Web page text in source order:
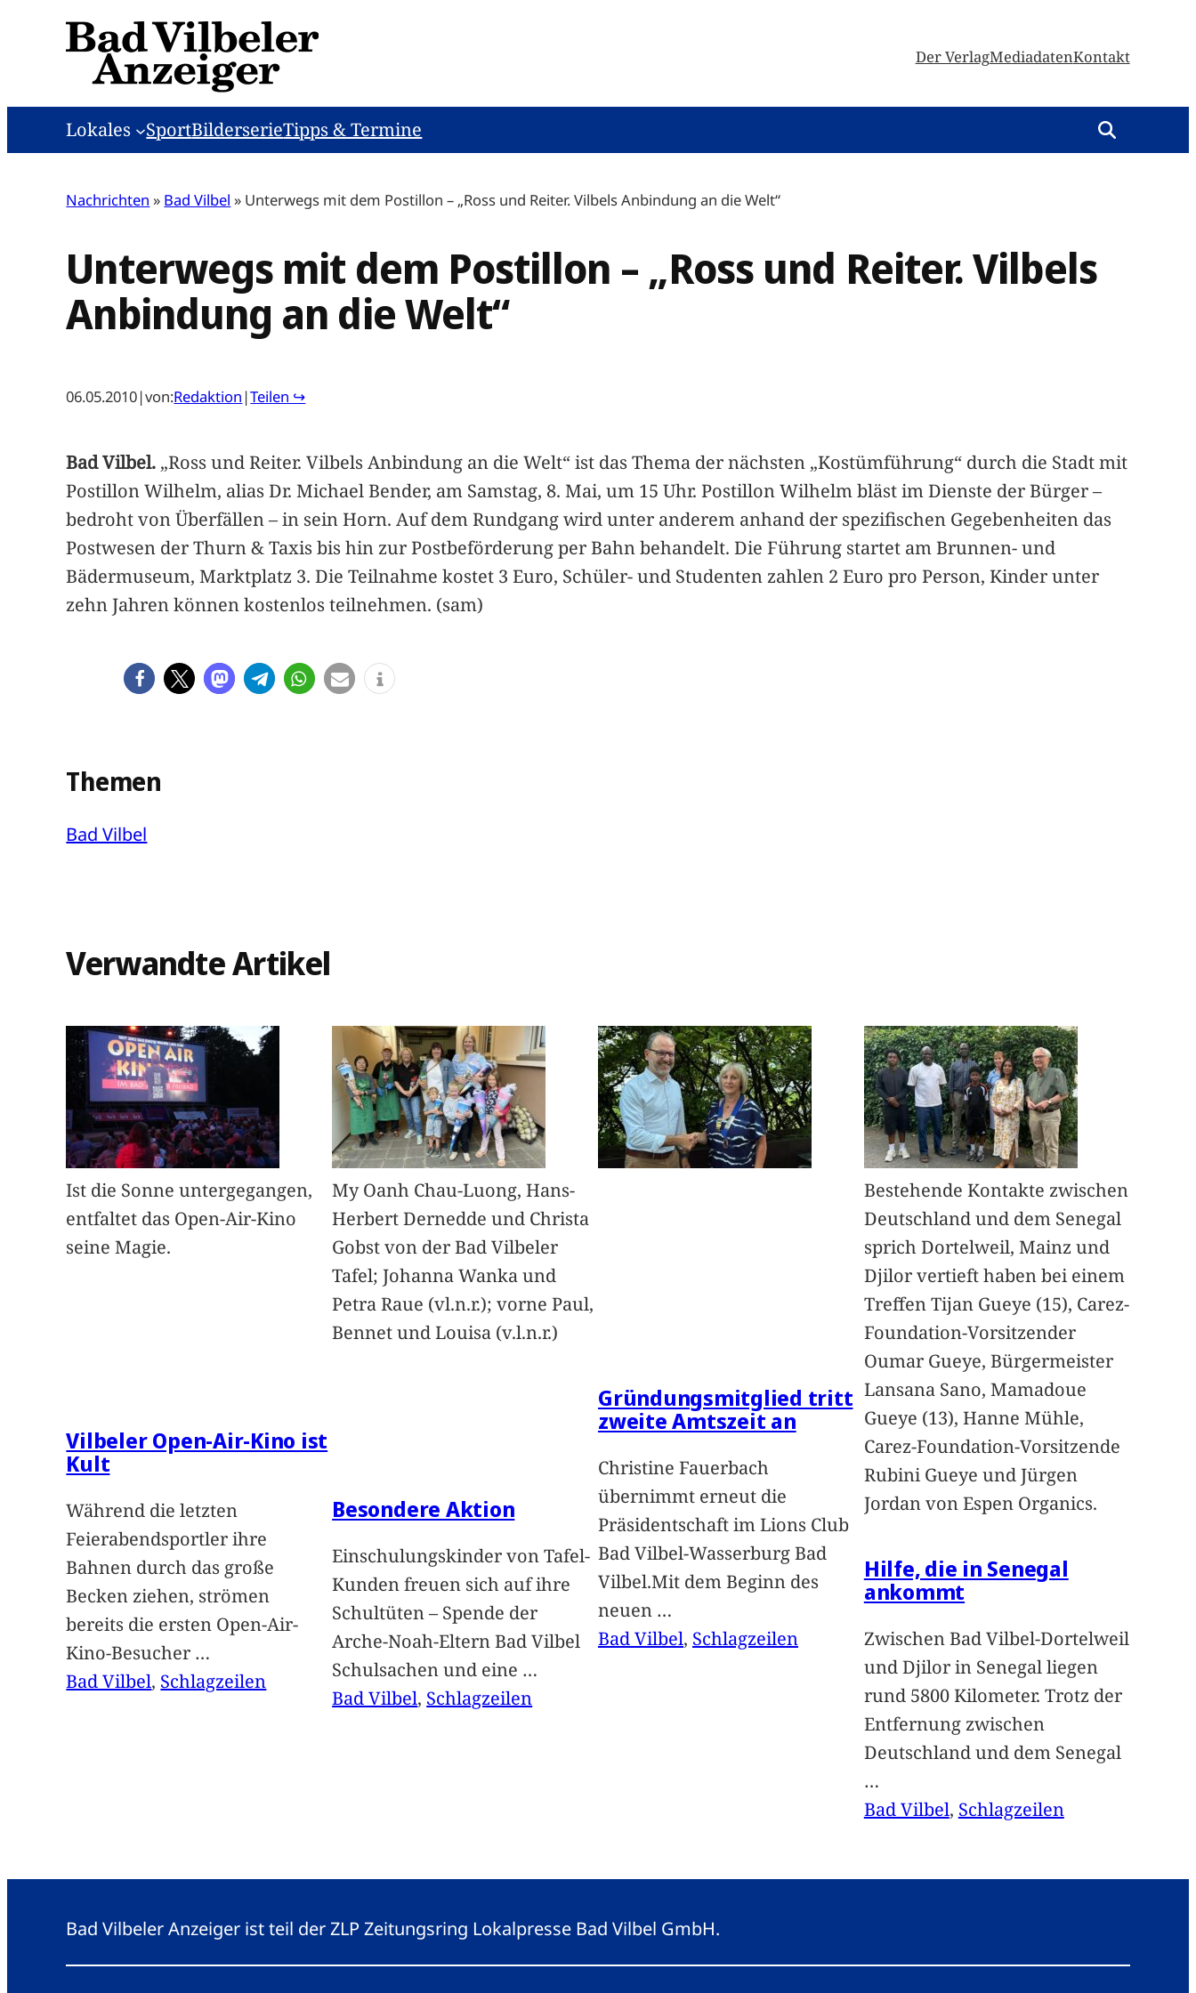
Der VerlagMediadatenKontakt
Lokales SportBilderserieTipps & Termine
Nachrichten » Bad Vilbel » Unterwegs mit dem Postillon – „Ross und Reiter. Vilbels Anbindung an die Welt“
Unterwegs mit dem Postillon – „Ross und Reiter. Vilbels
Anbindung an die Welt“
06.05.2010|von:Redaktion |Teilen ↪
Bad Vilbel. „Ross und Reiter. Vilbels Anbindung an die Welt“ ist das Thema der nächsten „Kostümführung“ durch die Stadt mit
Postillon Wilhelm, alias Dr. Michael Bender, am Samstag, 8. Mai, um 15 Uhr. Postillon Wilhelm bläst im Dienste der Bürger –
bedroht von Überfällen – in sein Horn. Auf dem Rundgang wird unter anderem anhand der spezifischen Gegebenheiten das
Postwesen der Thurn & Taxis bis hin zur Postbeförderung per Bahn behandelt. Die Führung startet am Brunnen- und
Bädermuseum, Marktplatz 3. Die Teilnahme kostet 3 Euro, Schüler- und Studenten zahlen 2 Euro pro Person, Kinder unter
zehn Jahren können kostenlos teilnehmen. (sam)
Themen
Bad Vilbel
Verwandte Artikel
Ist die Sonne untergegangen,
entfaltet das Open-Air-Kino
seine Magie.
Vilbeler Open-Air-Kino ist
Kult
Während die letzten
Feierabendsportler ihre
Bahnen durch das große
Becken ziehen, strömen
bereits die ersten Open-Air-
Kino-Besucher …
Bad Vilbel, Schlagzeilen
My Oanh Chau-Luong, Hans-
Herbert Dernedde und Christa
Gobst von der Bad Vilbeler
Tafel; Johanna Wanka und
Petra Raue (vl.n.r.); vorne Paul,
Bennet und Louisa (v.l.n.r.)
Besondere Aktion
Einschulungskinder von Tafel-
Kunden freuen sich auf ihre
Schultüten – Spende der
Arche-Noah-Eltern Bad Vilbel
Schulsachen und eine …
Bad Vilbel, Schlagzeilen
Gründungsmitglied tritt
zweite Amtszeit an
Christine Fauerbach
übernimmt erneut die
Präsidentschaft im Lions Club
Bad Vilbel-Wasserburg Bad
Vilbel.Mit dem Beginn des
neuen …
Bad Vilbel, Schlagzeilen
Bestehende Kontakte zwischen
Deutschland und dem Senegal
sprich Dortelweil, Mainz und
Djilor vertieft haben bei einem
Treffen Tijan Gueye (15), Carez-
Foundation-Vorsitzender
Oumar Gueye, Bürgermeister
Lansana Sano, Mamadoue
Gueye (13), Hanne Mühle,
Carez-Foundation-Vorsitzende
Rubini Gueye und Jürgen
Jordan von Espen Organics.
Hilfe, die in Senegal
ankommt
Zwischen Bad Vilbel-Dortelweil
und Djilor in Senegal liegen
rund 5800 Kilometer. Trotz der
Entfernung zwischen
Deutschland und dem Senegal
…
Bad Vilbel, Schlagzeilen
Bad Vilbeler Anzeiger ist teil der ZLP Zeitungsring Lokalpresse Bad Vilbel GmbH.